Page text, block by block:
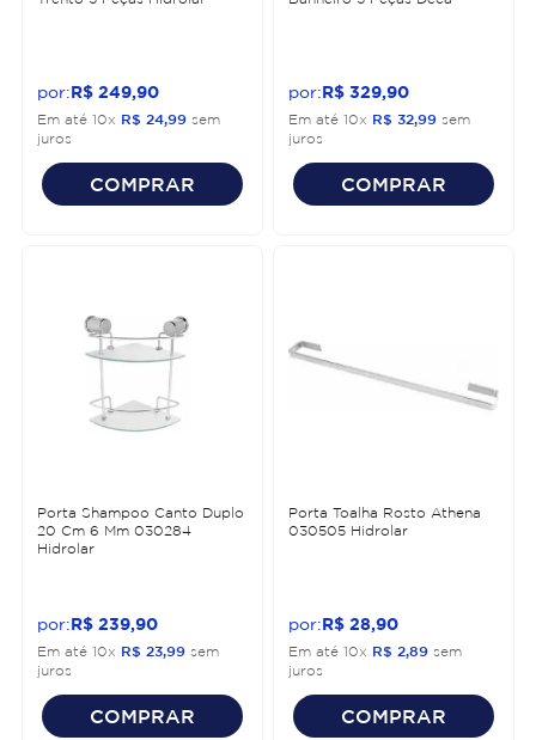
R$ 249 90
Em até 10x R$ 24 99 sem
juros
COMPRAR
R$ 329 90
Em até 10x R$ 32 99 sem
juros
COMPRAR
Porta Shampoo Canto Duplo
20 Cm 6 Mm 030284
Hidrolar
R$ 239 90
Em até 10x R$ 23 99 sem
juros
COMPRAR
Porta Toalha Rosto Athena
030505 Hidrolar
R$ 28 90
Em até 10x R$ 2 89 sem
juros
COMPRAR